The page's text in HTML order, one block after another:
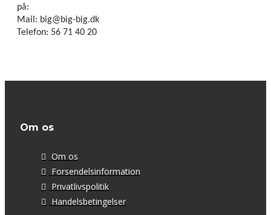
på:
Mail: big@big-big.dk
Telefon: 56 71 40 20
Om os
Om os
Forsendelsinformation
Privatlivspolitik
Handelsbetingelser